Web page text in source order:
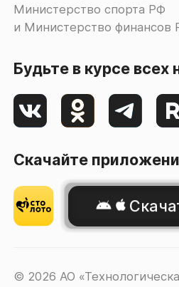
Министерство спорта РФ
и Министерство финансов
Будьте в курсе всех
Скачайте
© 2026 АО